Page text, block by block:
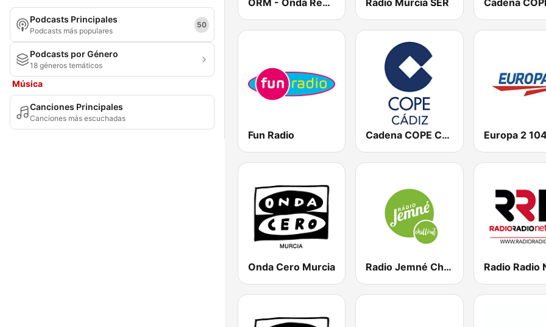
Podcasts Principales
Podcasts más populares
50
Podcasts por Género
18 géneros temáticos
Música
Canciones Principales
Canciones más escuchadas
ORM - Onda Regional de Murcia Radio Murcia SER
Fun Radio Cadena COPE Cádiz
Onda Cero Murcia Radio Jemné Chillout